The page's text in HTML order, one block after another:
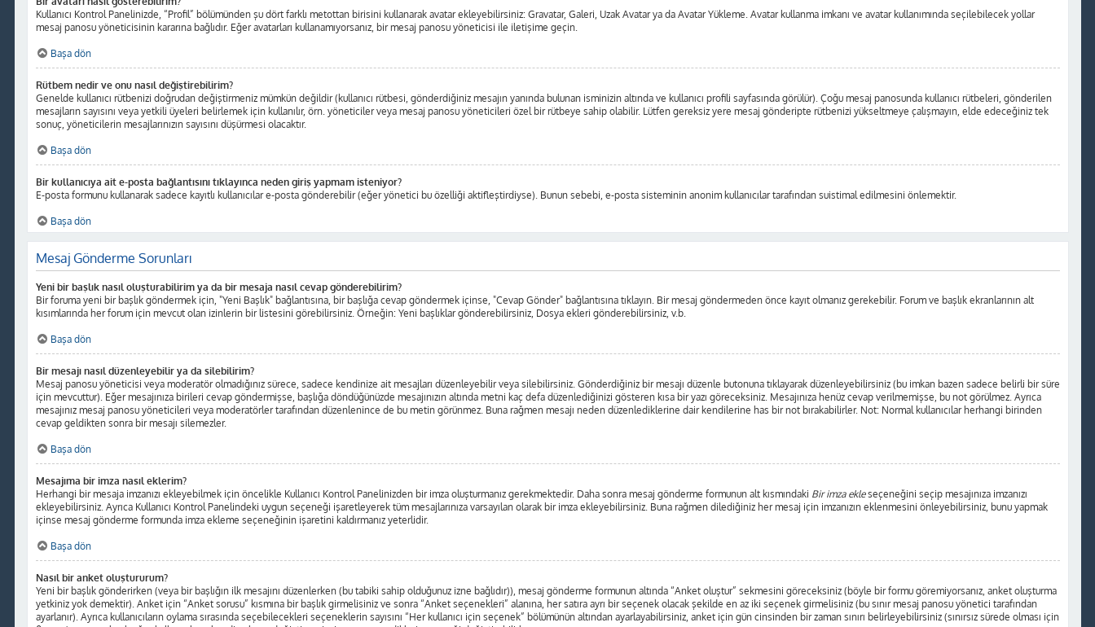
Kullanıcı Kontrol Panelinizde, “Profil” bölümünden şu dört farklı metottan birisini kullanarak avatar ekleyebilirsiniz: Gravatar, Galeri, Uzak Avatar ya da Avatar Yükleme. Avatar kullanma imkanı ve avatar kullanımında seçilebilecek yollar
mesaj panosu yöneticisinin kararına bağlıdır. Eğer avatarları kullanamıyorsanız, bir mesaj panosu yöneticisi ile iletişime geçin.
Başa dön
Rütbem nedir ve onu nasıl değiştirebilirim?
Genelde kullanıcı rütbenizi doğrudan değiştirmeniz mümkün değildir (kullanıcı rütbesi, gönderdiğiniz mesajın yanında bulunan isminizin altında ve kullanıcı profili sayfasında görülür). Çoğu mesaj panosunda kullanıcı rütbeleri, gönderilen
mesajların sayısını veya yetkili üyeleri belirlemek için kullanılır, örn. yöneticiler veya mesaj panosu yöneticileri özel bir rütbeye sahip olabilir. Lütfen gereksiz yere mesaj gönderipte rütbenizi yükseltmeye çalışmayın, elde edeceğiniz tek
sonuç, yöneticilerin mesajlarınızın sayısını düşürmesi olacaktır.
Başa dön
Bir kullanıcıya ait e-posta bağlantısını tıklayınca neden giriş yapmam isteniyor?
E-posta formunu kullanarak sadece kayıtlı kullanıcılar e-posta gönderebilir (eğer yönetici bu özelliği aktifleştirdiyse). Bunun sebebi, e-posta sisteminin anonim kullanıcılar tarafından suistimal edilmesini önlemektir.
Başa dön
Mesaj Gönderme Sorunları
Yeni bir başlık nasıl oluşturabilirim ya da bir mesaja nasıl cevap gönderebilirim?
Bir foruma yeni bir başlık göndermek için, "Yeni Başlık" bağlantısına, bir başlığa cevap göndermek içinse, "Cevap Gönder" bağlantısına tıklayın. Bir mesaj göndermeden önce kayıt olmanız gerekebilir. Forum ve başlık ekranlarının alt
kısımlarında her forum için mevcut olan izinlerin bir listesini görebilirsiniz. Örneğin: Yeni başlıklar gönderebilirsiniz, Dosya ekleri gönderebilirsiniz, v.b.
Başa dön
Bir mesajı nasıl düzenleyebilir ya da silebilirim?
Mesaj panosu yöneticisi veya moderatör olmadığınız sürece, sadece kendinize ait mesajları düzenleyebilir veya silebilirsiniz. Gönderdiğiniz bir mesajı düzenle butonuna tıklayarak düzenleyebilirsiniz (bu imkan bazen sadece belirli bir süre
için mevcuttur). Eğer mesajınıza birileri cevap göndermişse, başlığa döndüğünüzde mesajınızın altında metni kaç defa düzenlediğinizi gösteren kısa bir yazı göreceksiniz. Mesajınıza henüz cevap verilmemişse, bu not görülmez. Ayrıca
mesajınız mesaj panosu yöneticileri veya moderatörler tarafından düzenlenince de bu metin görünmez. Buna rağmen mesajı neden düzenlediklerine dair kendilerine has bir not bırakabilirler. Not: Normal kullanıcılar herhangi birinden
cevap geldikten sonra bir mesajı silemezler.
Başa dön
Mesajıma bir imza nasıl eklerim?
Herhangi bir mesaja imzanızı ekleyebilmek için öncelikle Kullanıcı Kontrol Panelinizden bir imza oluşturmanız gerekmektedir. Daha sonra mesaj gönderme formunun alt kısmındaki Bir imza ekleseçeneğini seçip mesajınıza imzanızı
ekleyebilirsiniz. Ayrıca Kullanıcı Kontrol Panelindeki uygun seçeneği işaretleyerek tüm mesajlarınıza varsayılan olarak bir imza ekleyebilirsiniz. Buna rağmen dilediğiniz her mesaj için imzanızın eklenmesini önleyebilirsiniz, bunu yapmak
içinse mesaj gönderme formunda imza ekleme seçeneğinin işaretini kaldırmanız yeterlidir.
Başa dön
Nasıl bir anket oluştururum?
Yeni bir başlık gönderirken (veya bir başlığın ilk mesajını düzenlerken (bu tabiki sahip olduğunuz izne bağlıdır)), mesaj gönderme formunun altında “Anket oluştur” sekmesini göreceksiniz (böyle bir formu göremiyorsanız, anket oluşturma
yetkiniz yok demektir). Anket için “Anket sorusu” kısmına bir başlık girmelisiniz ve sonra “Anket seçenekleri” alanına, her satıra ayrı bir seçenek olacak şekilde en az iki seçenek girmelisiniz (bu sınır mesaj panosu yönetici tarafından
ayarlanır). Ayrıca kullanıcıların oylama sırasında seçebilecekleri seçeneklerin sayısını “Her kullanıcı için seçenek” bölümünün altından ayarlayabilirsiniz, anket için gün cinsinden bir zaman sınırı belirleyebilirsiniz (sınırsız sürede olması için